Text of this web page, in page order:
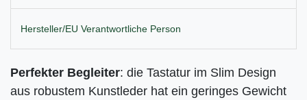
Hersteller/EU Verantwortliche Person
Perfekter Begleiter: die Tastatur im Slim Design
aus robustem Kunstleder hat ein geringes Gewicht